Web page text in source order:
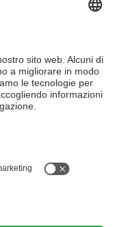
data molta attenzione alla
e la completezza di
direttamente sul posto